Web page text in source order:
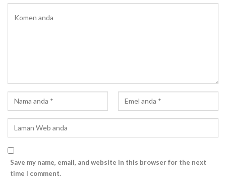
Save my name, email, and website in this browser for the next
time I comment.